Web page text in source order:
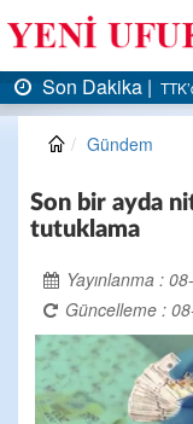
5 milyar liraya
Son Dakika
Gündem
Son bir ayda
tutuklama
Yayınlanma :
Güncelleme :